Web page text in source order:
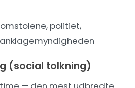
politiet,
(social tolkning)